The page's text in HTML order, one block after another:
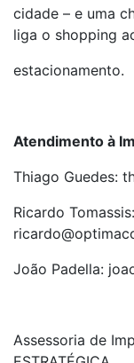
cidade – e uma
liga o shopping
estacionamento.
Atendimento à
Thiago Guedes:
Ricardo Tomassis:
João Padella:
Assessoria de